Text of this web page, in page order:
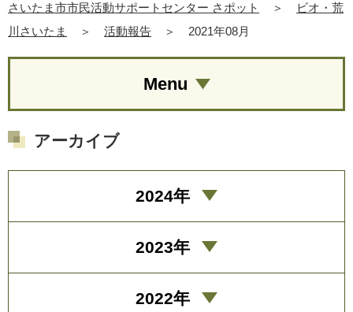
さいたま市市民活動サポートセンター さポット ＞
ビオ・荒
川さいたま
＞ 活動報告 ＞ 2021年08月
Menu
アーカイブ
2024年
2023年
2022年